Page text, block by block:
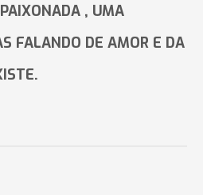
, UMA
FALANDO DE AMOR E DA